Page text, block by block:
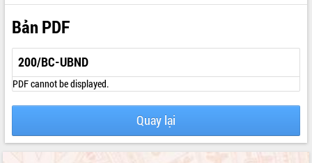
LÃNH ĐẠO UBND TỈNH
TIN TỨC SỰ KIỆN
SỞ, BAN, NGÀNH
UBND CÁC XÃ, PHƯỜNG
THÔNG TIN CHỈ ĐẠO ĐIỀU HÀNH
Bản PDF
200/BC-UBND
PDF cannot be displayed.
Quay lại